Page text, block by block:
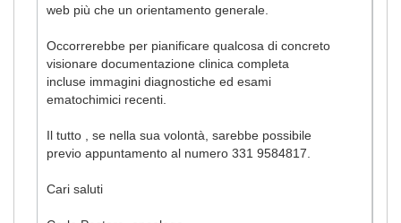
web più che un orientamento generale.
Occorrerebbe per pianificare qualcosa di concreto
visionare documentazione clinica completa
incluse immagini diagnostiche ed esami
ematochimici recenti.
Il tutto , se nella sua volontà, sarebbe possibile
previo appuntamento al numero 331 9584817.
Cari saluti